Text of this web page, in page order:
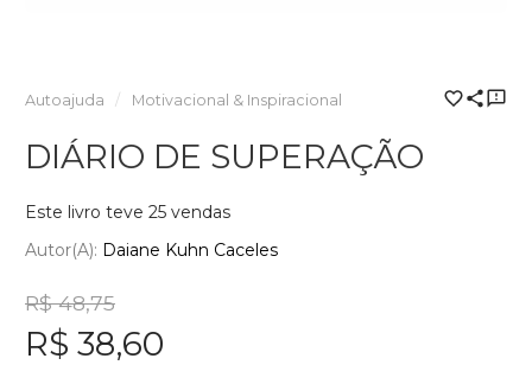
Autoajuda Motivacional & Inspiracional
DIÁRIO DE SUPERAÇÃO
Este livro teve 25 vendas
Autor(a): Daiane Kuhn Caceles
R$ 48,75
R$ 38,60